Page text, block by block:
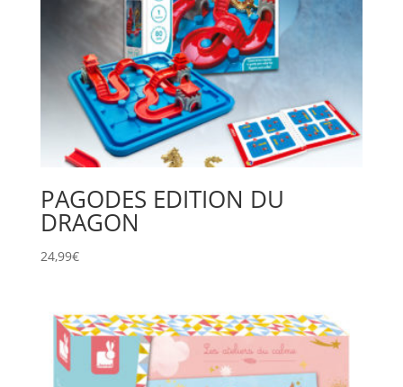
PAGODES EDITION DU
DRAGON
24,99€